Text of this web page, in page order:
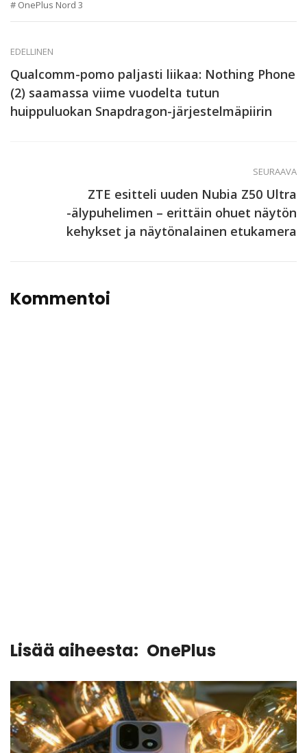
OnePlus Nord 3
EDELLINEN
Qualcomm-pomo paljasti liikaa: Nothing Phone
(2) saamassa viime vuodelta tutun
huippuluokan Snapdragon-järjestelmäpiirin
SEURAAVA
ZTE esitteli uuden Nubia Z50 Ultra
-älypuhelimen – erittäin ohuet näytön
kehykset ja näytönalainen etukamera
Kommentoi
Lisää aiheesta: OnePlus